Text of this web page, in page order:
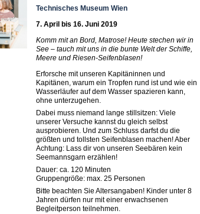
Technisches Museum Wien
7. April bis 16. Juni 2019
Komm mit an Bord, Matrose! Heute stechen wir in
See – tauch mit uns in die bunte Welt der Schiffe,
Meere und Riesen-Seifenblasen!
Erforsche mit unseren Kapitäninnen und
Kapitänen, warum ein Tropfen rund ist und wie ein
Wasserläufer auf dem Wasser spazieren kann,
ohne unterzugehen.
Dabei muss niemand lange stillsitzen: Viele
unserer Versuche kannst du gleich selbst
ausprobieren. Und zum Schluss darfst du die
größten und tollsten Seifenblasen machen! Aber
Achtung: Lass dir von unseren Seebären kein
Seemannsgarn erzählen!
Dauer: ca. 120 Minuten
Gruppengröße: max. 25 Personen
Bitte beachten Sie Altersangaben! Kinder unter 8
Jahren dürfen nur mit einer erwachsenen
Begleitperson teilnehmen.